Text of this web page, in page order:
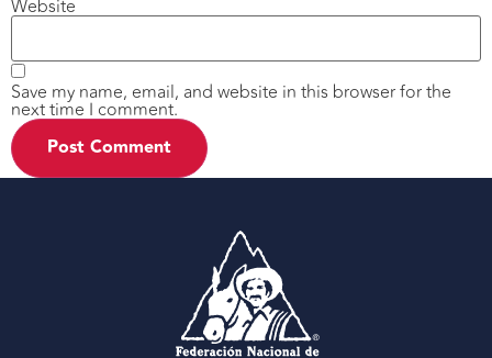
Website
Save my name, email, and website in this browser for the
next time I comment.